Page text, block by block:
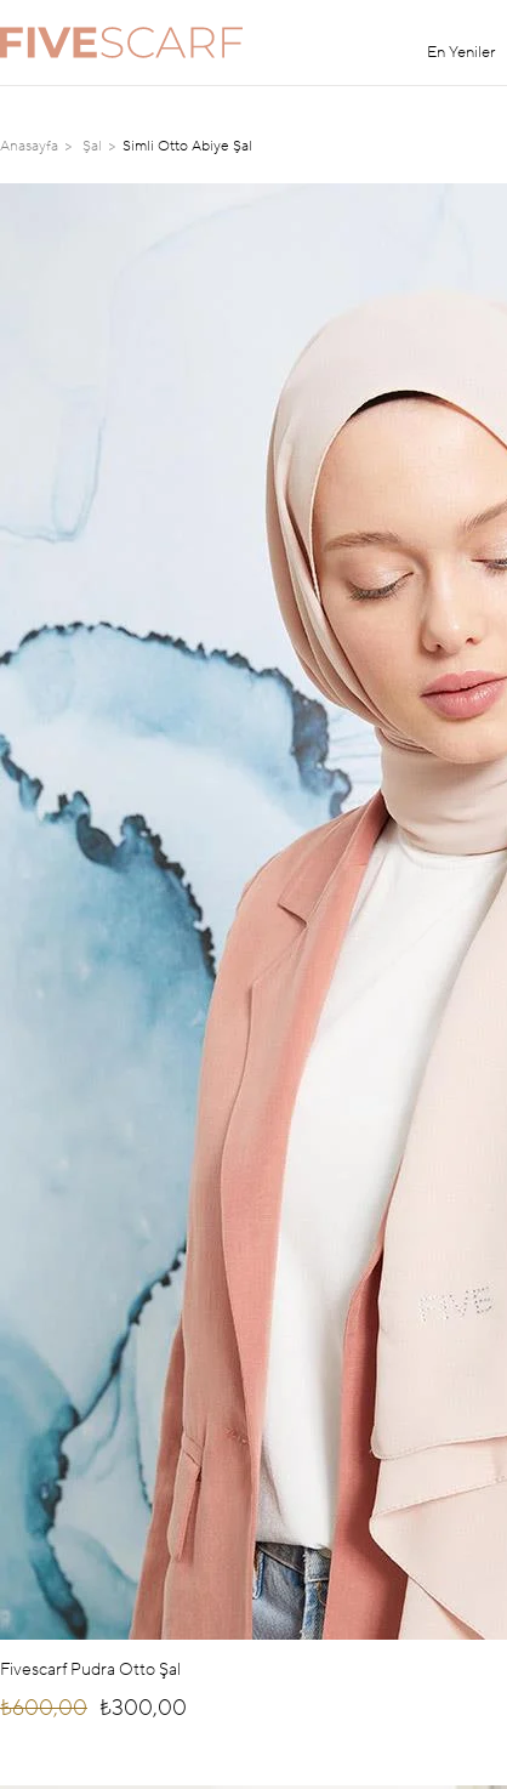
En Yeniler
Anasayfa Şal Simli Otto Abiye Şal
Fivescarf Pudra Otto Şal
₺300,00
₺600,00